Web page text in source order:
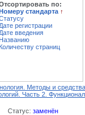
по:
Номеру стандарта ↑
Дате регистрации
Дате введения
Названию
Количеству страниц
Методы и
Часть 2.
Статус: заменён